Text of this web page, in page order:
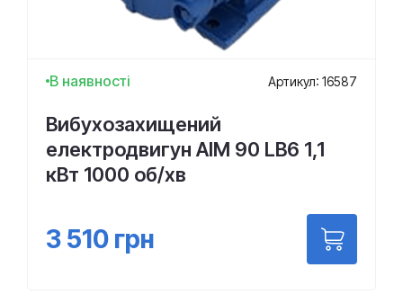
В наявності Артикул: 16587
Вибухозахищений
електродвигун АІМ 90 LВ6 1,1
кВт 1000 об/хв
3 510 грн